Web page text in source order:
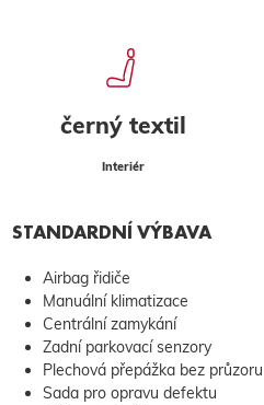
černý textil
Interiér
STANDARDNÍ VÝBAVA
Airbag řidiče
Manuální klimatizace
Centrální zamykání
Zadní parkovací senzory
Plechová přepážka bez
Sada pro opravu defektu